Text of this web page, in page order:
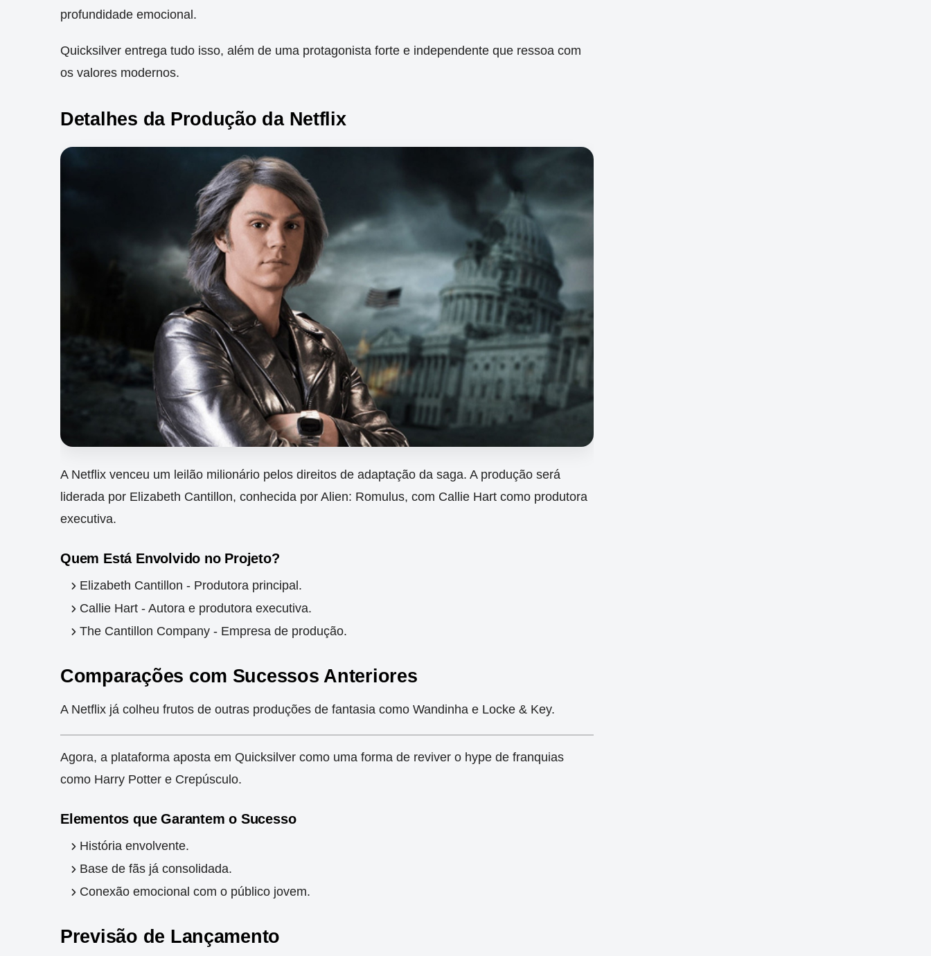
profundidade emocional.
Quicksilver entrega tudo isso, além de uma protagonista forte e independente que ressoa com
os valores modernos.
Detalhes da Produção da Netflix
A Netflix venceu um leilão milionário pelos direitos de adaptação da saga. A produção será
liderada por Elizabeth Cantillon, conhecida por Alien: Romulus, com Callie Hart como produtora
executiva.
Quem Está Envolvido no Projeto?
Elizabeth Cantillon - Produtora principal.
Callie Hart - Autora e produtora executiva.
The Cantillon Company - Empresa de produção.
Comparações com Sucessos Anteriores
A Netflix já colheu frutos de outras produções de fantasia como Wandinha e Locke & Key.
Agora, a plataforma aposta em Quicksilver como uma forma de reviver o hype de franquias
como Harry Potter e Crepúsculo.
Elementos que Garantem o Sucesso
História envolvente.
Base de fãs já consolidada.
Conexão emocional com o público jovem.
Previsão de Lançamento